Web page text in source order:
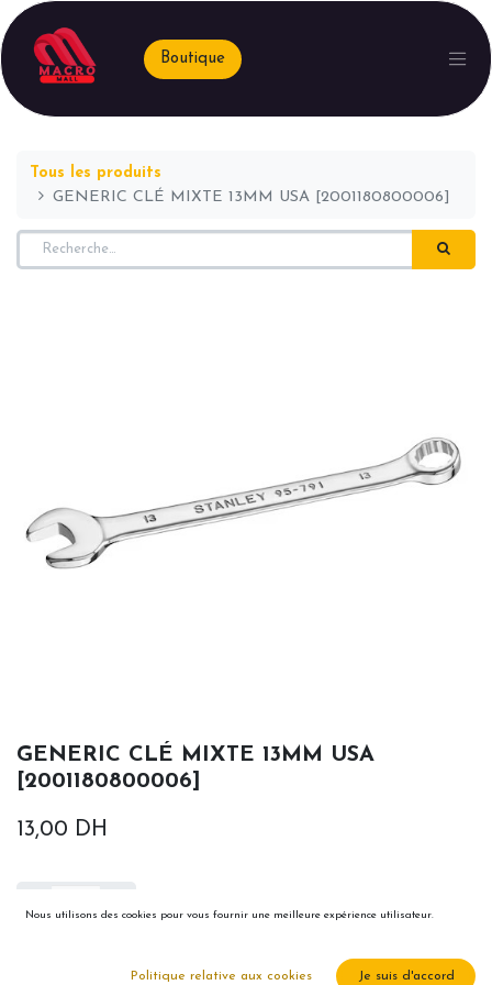
Boutique
Tous les produits
GENERIC CLÉ MIXTE 13MM USA [2001180800006]
GENERIC CLÉ MIXTE 13MM USA
[2001180800006]
13,00 DH
Nous utilisons des cookies pour vous fournir une meilleure expérience utilisateur.
Politique relative aux cookies Je suis d'accord